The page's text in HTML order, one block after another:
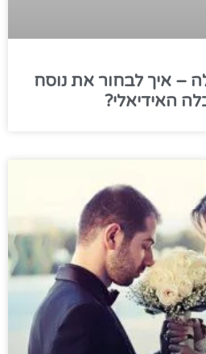
– איך לבחור את נוסח
האידיאלי?